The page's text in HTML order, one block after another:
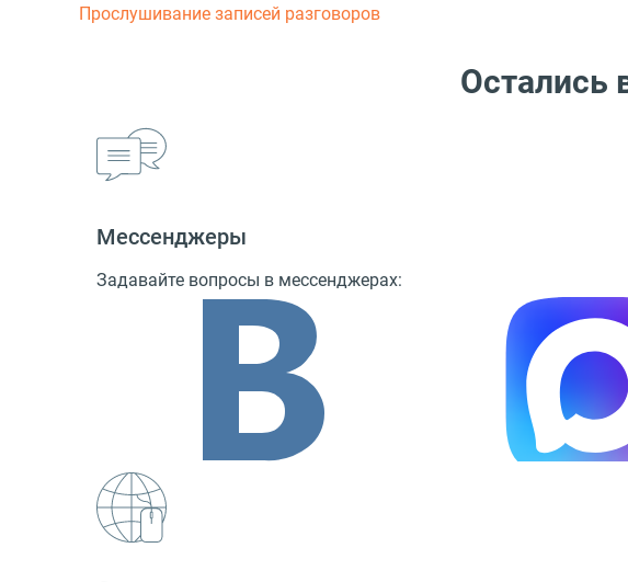
Прослушивание записей разговоров
Остались
Мессенджеры
Задавайте вопросы в мессенджерах: